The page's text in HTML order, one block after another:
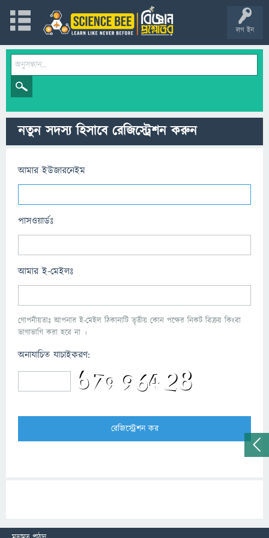
লগ ইন
নতুন সদস্য হিসাবে রেজিস্ট্রেশন করুন
আমার ইউজারনেইম
পাসওয়ার্ডঃ
আমার ই-মেইলঃ
গোপনীয়তাঃ আপনার ই-মেইল ঠিকানাটি তৃতীয় কোন পক্ষের নিকট বিক্রয় কিংবা
ভাগাভাগি করা হবে না ।
অনাযাচিত যাচাইকরণ: